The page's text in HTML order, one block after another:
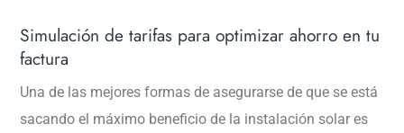
Simulación de tarifas para optimizar ahorro en tu
factura
Una de las mejores formas de asegurarse de que se está
sacando el máximo beneficio de la instalación solar es